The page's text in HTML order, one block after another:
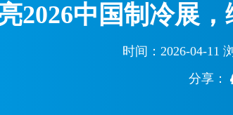
2026中国制冷展
时间：2026-04-11
分享：